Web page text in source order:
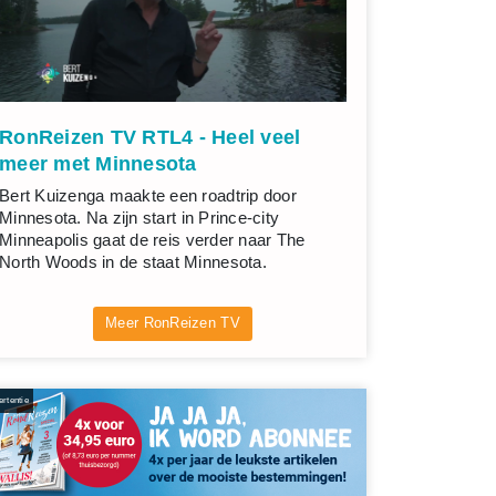
RonReizen TV RTL4 - Heel veel
meer met Minnesota
Bert Kuizenga maakte een roadtrip door
Minnesota. Na zijn start in Prince-city
Minneapolis gaat de reis verder naar The
North Woods in de staat Minnesota.
Meer RonReizen TV